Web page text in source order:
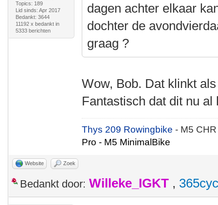
Topics: 189
Lid sinds: Apr 2017
Bedankt: 3644
11192 x bedankt in
5333 berichten
dagen achter elkaar
dochter de
graag ?
Wow, Bob. Dat klinkt
Fantastisch dat dit nu al
Thys 209 Rowingbike- M5
Pro - M5 MinimalBike
Website Zoek
Bedankt door: Willeke_IGKT ,